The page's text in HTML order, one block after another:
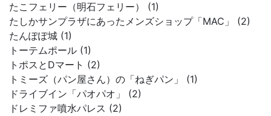
たこフェリー（明石フェリー） (1)
たしかサンプラザにあったメンズショップ「MAC」 (2)
たんぽぽ城 (1)
トーテムポール (1)
トポスとDマート (2)
トミーズ（パン屋さん）の「ねぎパン」 (1)
ドライブイン「パオパオ」 (2)
ドレミファ噴水パレス (2)